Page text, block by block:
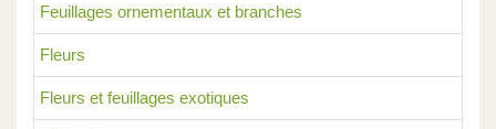
Feuillages ornementaux et branches
Fleurs
Fleurs et feuillages exotiques